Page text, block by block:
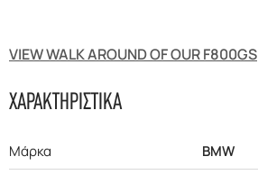
VIEW WALK AROUND OF OUR F800GS
ΧΑΡΑΚΤΗΡΙΣΤΙΚΑ
Μάρκα
BMW